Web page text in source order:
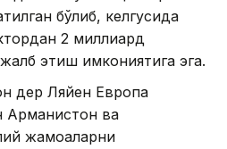
бўлиб, келгусида
2 миллиард
этиш имкониятига эга.
дер Ляйен Европа
Арманистон ва
жамоаларни